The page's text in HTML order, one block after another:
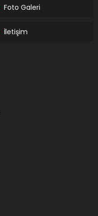
Foto Galeri
İletişim